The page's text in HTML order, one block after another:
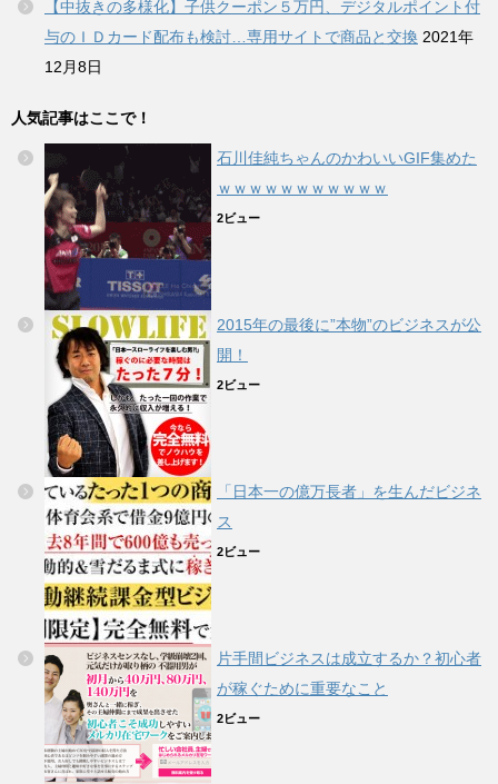
【中抜きの多様化】子供クーポン５万円、デジタルポイント付
与のＩＤカード配布も検討…専用サイトで商品と交換 2021年
12月8日
人気記事はここで！
石川佳純ちゃんのかわいいGIF集めた
ｗｗｗｗｗｗｗｗｗｗｗ
2ビュー
2015年の最後に”本物”のビジネスが公
開！
2ビュー
「日本一の億万長者」を生んだビジネ
ス
2ビュー
片手間ビジネスは成立するか？初心者
が稼ぐために重要なこと
2ビュー